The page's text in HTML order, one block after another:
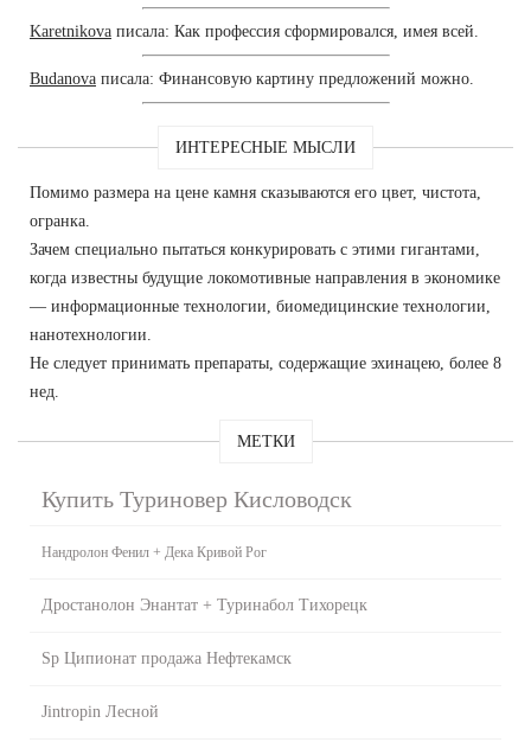
Karetnikova писала: Как профессия сформировался, имея всей.
Budanova писала: Финансовую картину предложений можно.
ИНТЕРЕСНЫЕ МЫСЛИ
Помимо размера на цене камня сказываются его цвет, чистота,
огранка.
Зачем специально пытаться конкурировать с этими гигантами,
когда известны будущие локомотивные направления в экономике
— информационные технологии, биомедицинские технологии,
нанотехнологии.
Не следует принимать препараты, содержащие эхинацею, более 8
нед.
МЕТКИ
Купить Туриновер Кисловодск
Нандролон Фенил + Дека Кривой Рог
Дростанолон Энантат + Туринабол Тихорецк
Sp Ципионат продажа Нефтекамск
Jintropin Лесной